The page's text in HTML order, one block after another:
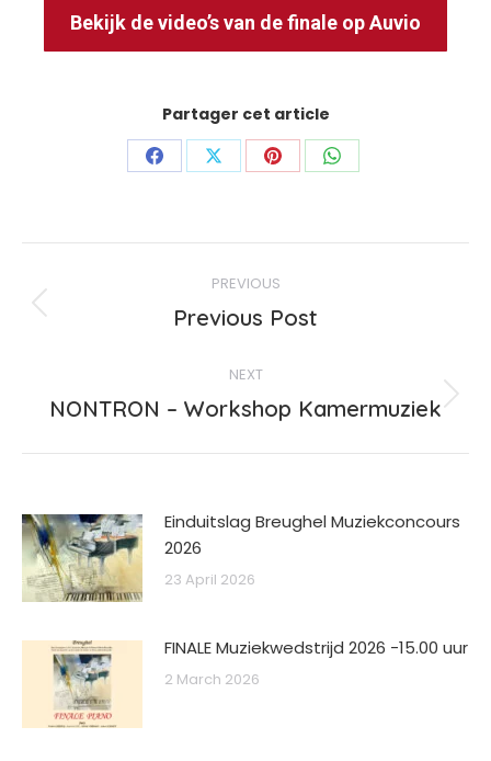
Bekijk de video’s van de finale op Auvio
Partager cet article
Share
Facebook
Share
X
Share
Pinterest
Share
WhatsApp
navigation
PREVIOUS
Previous
Previous Post
NEXT
Next
NONTRON – Workshop Kamermuziek
Einduitslag Breughel Muziekconcours
2026
23 April 2026
FINALE Muziekwedstrijd 2026 -15.00 uur
2 March 2026